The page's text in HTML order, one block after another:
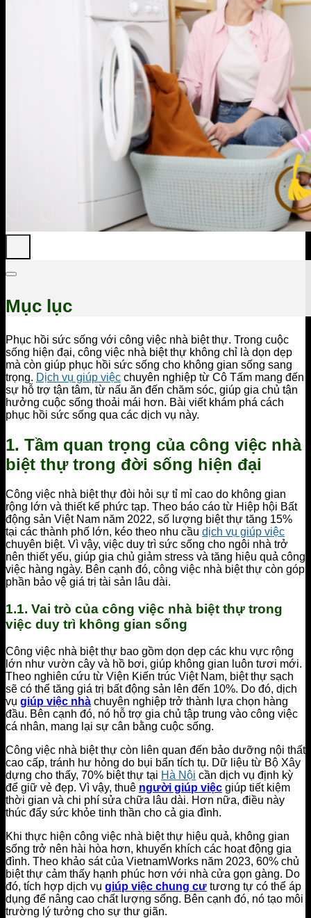
Mục lục
Phục hồi sức sống với công việc nhà biệt thự. Trong cuộc
sống hiện đại, công việc nhà biệt thự không chỉ là dọn dẹp
mà còn giúp phục hồi sức sống cho không gian sống sang
trọng. Dịch vụ giúp việc chuyên nghiệp từ Cô Tấm mang đến
sự hỗ trợ tận tâm, từ nấu ăn đến chăm sóc, giúp gia chủ tận
hưởng cuộc sống thoải mái hơn. Bài viết khám phá cách
phục hồi sức sống qua các dịch vụ này.
1. Tầm quan trọng của công việc nhà
biệt thự trong đời sống hiện đại
Công việc nhà biệt thự đòi hỏi sự tỉ mỉ cao do không gian
rộng lớn và thiết kế phức tạp. Theo báo cáo từ Hiệp hội Bất
động sản Việt Nam năm 2022, số lượng biệt thự tăng 15%
tại các thành phố lớn, kéo theo nhu cầu dịch vụ giúp việc
chuyên biệt. Vì vậy, việc duy trì sức sống cho ngôi nhà trở
nên thiết yếu, giúp gia chủ giảm stress và tăng hiệu quả công
việc hàng ngày. Bên cạnh đó, công việc nhà biệt thự còn góp
phần bảo vệ giá trị tài sản lâu dài.
1.1. Vai trò của công việc nhà biệt thự trong
việc duy trì không gian sống
Công việc nhà biệt thự bao gồm dọn dẹp các khu vực rộng
lớn như vườn cây và hồ bơi, giúp không gian luôn tươi mới.
Theo nghiên cứu từ Viện Kiến trúc Việt Nam, biệt thự sạch
sẽ có thể tăng giá trị bất động sản lên đến 10%. Do đó, dịch
vụ giúp việc nhà chuyên nghiệp trở thành lựa chọn hàng
đầu. Bên cạnh đó, nó hỗ trợ gia chủ tập trung vào công việc
cá nhân, mang lại sự cân bằng cuộc sống.
Công việc nhà biệt thự còn liên quan đến bảo dưỡng nội thất
cao cấp, tránh hư hỏng do bụi bẩn tích tụ. Dữ liệu từ Bộ Xây
dựng cho thấy, 70% biệt thự tại Hà Nội cần dịch vụ định kỳ
để giữ vẻ đẹp. Vì vậy, thuê người giúp việc giúp tiết kiệm
thời gian và chi phí sửa chữa lâu dài. Hơn nữa, điều này
thúc đẩy sức khỏe tinh thần cho cả gia đình.
Khi thực hiện công việc nhà biệt thự hiệu quả, không gian
sống trở nên hài hòa hơn, khuyến khích các hoạt động gia
đình. Theo khảo sát của VietnamWorks năm 2023, 60% chủ
biệt thự cảm thấy hạnh phúc hơn với nhà cửa gọn gàng. Do
đó, tích hợp dịch vụ giúp việc chung cư tương tự có thể áp
dụng để nâng cao chất lượng sống. Bên cạnh đó, nó tạo môi
trường lý tưởng cho sự thư giãn.